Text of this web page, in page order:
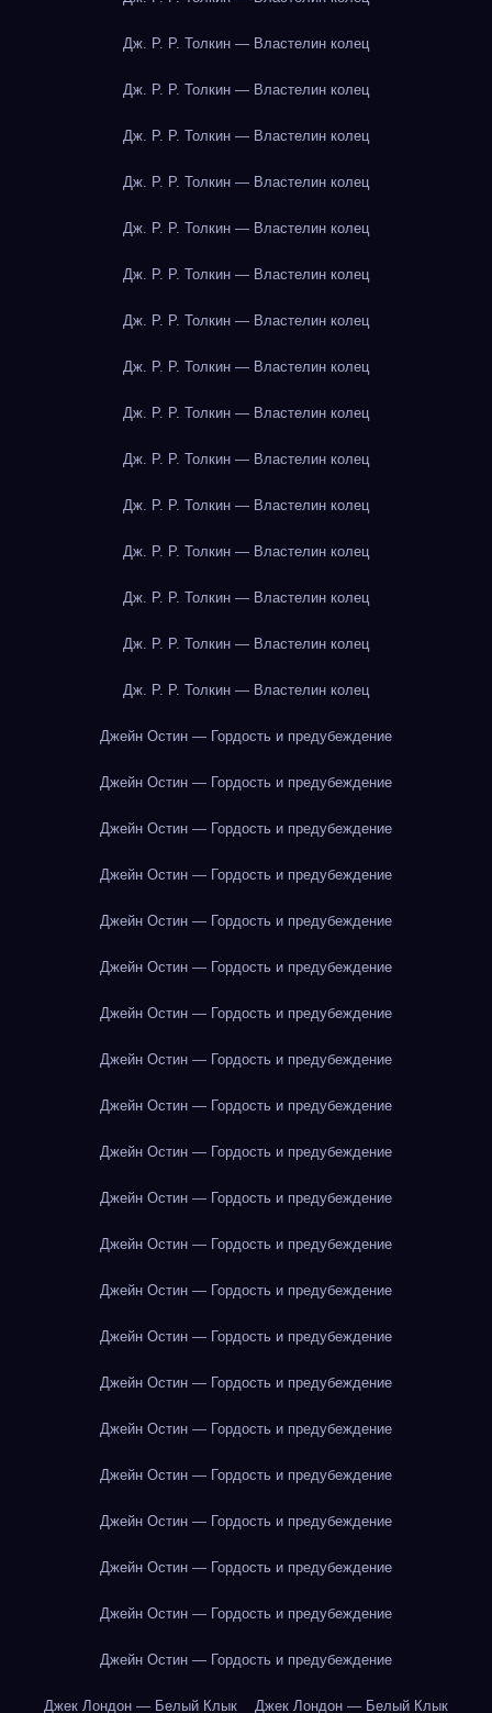
Дж. Р. Р. Толкин — Властелин колец
Дж. Р. Р. Толкин — Властелин колец
Дж. Р. Р. Толкин — Властелин колец
Дж. Р. Р. Толкин — Властелин колец
Дж. Р. Р. Толкин — Властелин колец
Дж. Р. Р. Толкин — Властелин колец
Дж. Р. Р. Толкин — Властелин колец
Дж. Р. Р. Толкин — Властелин колец
Дж. Р. Р. Толкин — Властелин колец
Дж. Р. Р. Толкин — Властелин колец
Дж. Р. Р. Толкин — Властелин колец
Дж. Р. Р. Толкин — Властелин колец
Дж. Р. Р. Толкин — Властелин колец
Дж. Р. Р. Толкин — Властелин колец
Дж. Р. Р. Толкин — Властелин колец
Джейн Остин — Гордость и предубеждение
Джейн Остин — Гордость и предубеждение
Джейн Остин — Гордость и предубеждение
Джейн Остин — Гордость и предубеждение
Джейн Остин — Гордость и предубеждение
Джейн Остин — Гордость и предубеждение
Джейн Остин — Гордость и предубеждение
Джейн Остин — Гордость и предубеждение
Джейн Остин — Гордость и предубеждение
Джейн Остин — Гордость и предубеждение
Джейн Остин — Гордость и предубеждение
Джейн Остин — Гордость и предубеждение
Джейн Остин — Гордость и предубеждение
Джейн Остин — Гордость и предубеждение
Джейн Остин — Гордость и предубеждение
Джейн Остин — Гордость и предубеждение
Джейн Остин — Гордость и предубеждение
Джейн Остин — Гордость и предубеждение
Джейн Остин — Гордость и предубеждение
Джейн Остин — Гордость и предубеждение
Джейн Остин — Гордость и предубеждение
Джек Лондон — Белый Клык Джек Лондон — Белый Клык